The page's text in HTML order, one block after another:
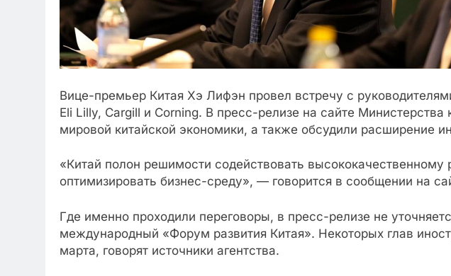
Вице-премьер Китая Хэ Лифэн провел встречу с
Eli Lilly, Cargill и Corning. В пресс-релизе на сайте
мировой китайской экономики, а также обсудили расширение
«Китай полон решимости содействовать
оптимизировать бизнес-среду», — говорится в сообщении на
Где именно проходили переговоры, в пресс-релизе не
международный «Форум развития Китая». Некоторых глав
марта, говорят источники агентства.